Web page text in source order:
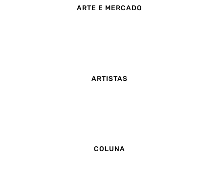
ARTE E MERCADO
ARTISTAS
COLUNA